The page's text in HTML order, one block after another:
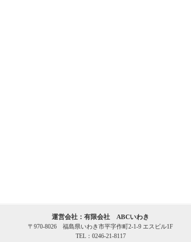
運営会社：有限会社 ABCいわき
〒970-8026 福島県いわき市平字作町2-1-9 エスビル1F
TEL：0246-21-8117